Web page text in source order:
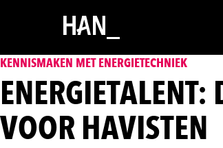
KENNISMAKEN MET ENERGIETECHNIEK
VOOR HAVISTEN